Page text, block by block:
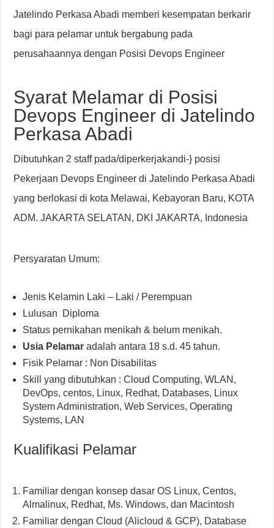
Jatelindo Perkasa Abadi memberi kesempatan berkarir
bagi para pelamar untuk bergabung pada
perusahaannya dengan Posisi Devops Engineer
Syarat Melamar di Posisi
Devops Engineer di Jatelindo
Perkasa Abadi
Dibutuhkan 2 staff pada/diperkerjakandi-} posisi
Pekerjaan Devops Engineer di Jatelindo Perkasa Abadi
yang berlokasi di kota Melawai, Kebayoran Baru, KOTA
ADM. JAKARTA SELATAN, DKI JAKARTA, Indonesia
Persyaratan Umum:
Jenis Kelamin Laki – Laki / Perempuan
Lulusan Diploma
Status pernikahan menikah & belum menikah.
Usia Pelamaradalah antara 18 s.d. 45 tahun.
Fisik Pelamar : Non Disabilitas
Skill yang dibutuhkan : Cloud Computing, WLAN,
DevOps, centos, Linux, Redhat, Databases, Linux
System Administration, Web Services, Operating
Systems, LAN
Kualifikasi Pelamar
Familiar dengan konsep dasar OS Linux, Centos,
Almalinux, Redhat, Ms. Windows, dan Macintosh
Familiar dengan Cloud (Alicloud & GCP), Database